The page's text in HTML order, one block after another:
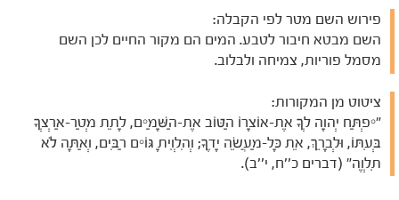
פירוש השם מטר לפי הקבלה:
השם מבטא חיבור לטבע. המים הם מקור החיים לכן השם
מסמל פוריות, צמיחה ולבלוב.
ציטוט מן המקורות:
"יִפְתַּח יְהוָה לְךָ אֶת-אוֹצָרוֹ הַטּוֹב אֶת-הַשָּׁמַיִם, לָתֵת מְטַר-אַרְצְךָ
בְּעִתּוֹ, וּלְבָרֵךְ, אֵת כָּל-מַעֲשֵׂה יָדֶךָ; וְהִלְוִיתָ גּוֹיִם רַבִּים, וְאַתָּה לֹא
תִלְוֶה" (דברים כ''ח, י''ב).